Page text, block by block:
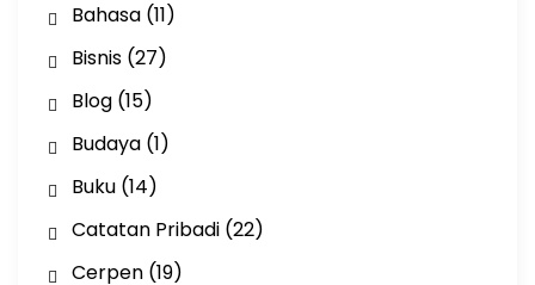
Bahasa(11)
Bisnis(27)
Blog(15)
Budaya(1)
Buku(14)
Catatan Pribadi(22)
Cerpen(19)